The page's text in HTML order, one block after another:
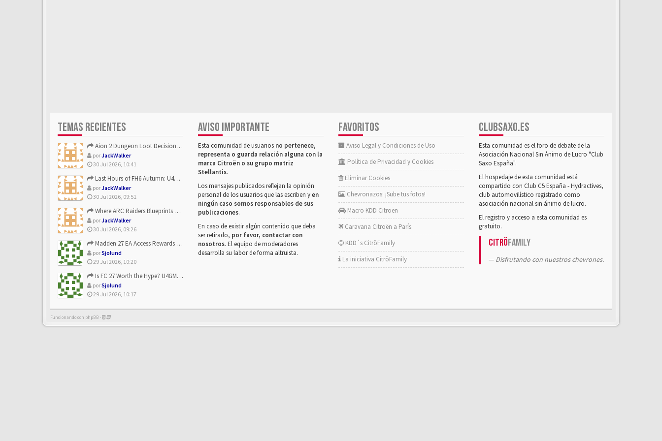
TEMAS RECIENTES
Aion 2 Dungeon Loot Decisions: Smarter Runs With U4N
porJackWalker
30 Jul 2026, 10:41
Last Hours of FH6 Autumn: U4N and the Best Rewards to Grab
porJackWalker
30 Jul 2026, 09:51
Where ARC Raiders Blueprints Come From and How U4N Can Help
porJackWalker
30 Jul 2026, 09:26
Madden 27 EA Access Rewards Explained | U4GM Early Game Surv...
porSjolund
29 Jul 2026, 10:20
Is FC 27 Worth the Hype? U4GM Breaks Down Every Major Reveal
porSjolund
29 Jul 2026, 10:17
AVISO IMPORTANTE
Esta comunidad de usuarios no pertenece,
representa o guarda relación alguna con la
marca Citroën o su grupo matriz
Stellantis.
Los mensajes publicados reflejan la opinión
personal de los usuarios que las escriben yen
ningún caso somos responsables de sus
publicaciones.
En caso de existir algún contenido que deba
ser retirado, por favor, contactar con
nosotros. El equipo de moderadores
desarrolla su labor de forma altruista.
FAVORITOS
Aviso Legal y Condiciones de Uso
Política de Privacidad y Cookies
Eliminar Cookies
Chevronazos: ¡Sube tus fotos!
Macro KDD Citroën
Caravana Citroën a París
KDD´s CitröFamily
La iniciativa CitröFamily
CLUBSAXO.ES
Esta comunidad es el foro de debate de la
Asociación Nacional Sin Ánimo de Lucro "Club
Saxo España".
El hospedaje de esta comunidad está
compartido con Club C5 España - Hydractives,
club automovilístico registrado como
asociación nacional sin ánimo de lucro.
El registro y acceso a esta comunidad es
gratuito.
CitröFamily
Disfrutando con nuestros chevrones.
Funcionando con phpBB -